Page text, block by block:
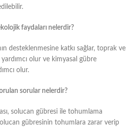
faydaları nelerdir?
desteklenmesine katkı sağlar, toprak ve
olur ve kimyasal gübre
olur.
sorular nelerdir?
solucan gübresi ile tohumlama
gübresinin tohumlara zarar verip